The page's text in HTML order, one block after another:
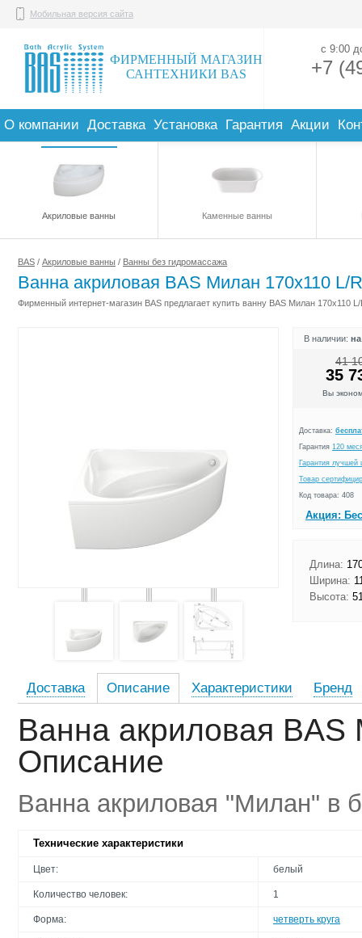
ФИРМЕННЫЙ МАГАЗИН
САНТЕХНИКИ BAS
Мобильная версия сайта
+7
с 9:00
О компании Доставка Установка Гарантия Акции
Акриловые ванны Каменные ванны
BAS / Акриловые ванны / Ванны без гидромассажа
Ванна акриловая BAS Милан 170х110 L/R
Фирменный интернет-магазин BAS предлагает купить ванну BAS Милан 170х110
В наличии:
41
35
Вы
Доставка:
Гарантия 120
Гарантия лучшей
Товар
Код товара: 408
Акция:
Длина:
Ширина:
Высота:
Доставка Описание Характеристики Бренд
Ванна акриловая
Описание
Ванна акриловая "Милан" в
Технические характеристики
Цвет: белый
Количество человек: 1
Форма: четверть круга